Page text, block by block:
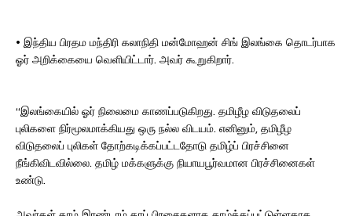
• இந்திய பிரதம மந்திரி கலாநிதி மன்மோஹன் சிங் இலங்கை தொடர்பாக
ஓர் அறிக்கையை வெளியிட்டார். அவர் கூறுகிறார்.
“இலங்கையில் ஓர் நிலைமை காணப்படுகிறது. தமிழீழ விடுதலைப்
புலிகளை நிர்மூலமாக்கியது ஒரு நல்ல விடயம். எனினும், தமிழீழ
விடுதலைப் புலிகள் தோற்கடிக்கப்பட்டதோடு தமிழ்ப் பிரச்சினை
நீங்கிவிடவில்லை. தமிழ் மக்களுக்கு நியாயபூர்வமான பிரச்சினைகள்
உண்டு.